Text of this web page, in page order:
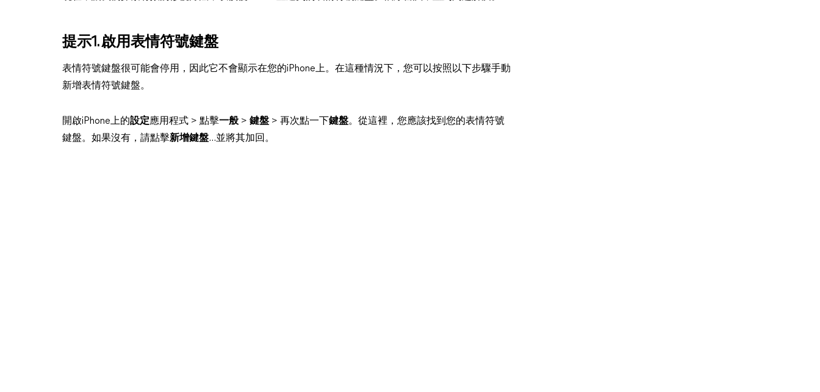
提示1. 啟用表情符號鍵盤
表情符號鍵盤很可能會停用，因此它不會顯示在您的iPhone上。在這種情況下，您可以按照以下步驟手動
新增表情符號鍵盤。
開啟iPhone上的設定應用程式 > 點擊一般 > 鍵盤 > 再次點一下鍵盤。從這裡，您應該找到您的表情符號
鍵盤。如果沒有，請點擊新增鍵盤...並將其加回。